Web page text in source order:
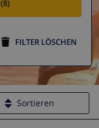
(8)
FILTER LÖSCHEN
Sortieren